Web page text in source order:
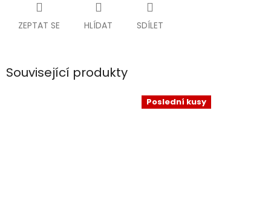
ZEPTAT SE HLÍDAT SDÍLET
Související produkty
Poslední kusy